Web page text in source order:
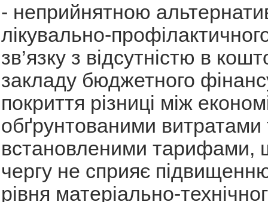
- неприйнятною
лікувально-
зв’язку з відсутністю в
закладу бюджетного
покриття різниці між
обґрунтованими витратами
встановленими тарифами,
чергу не сприяє
рівня матеріально-